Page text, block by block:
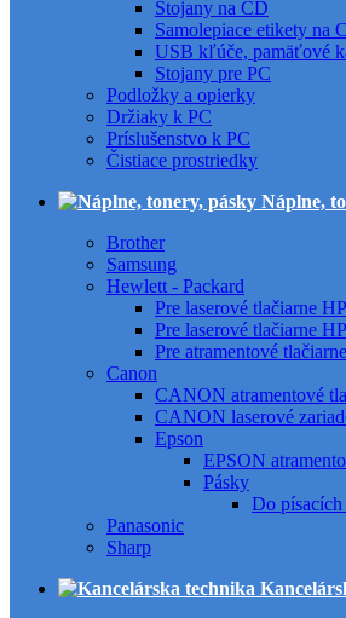
Stojany na CD
Samolepiace etikety na
USB kľúče, pamäťové
Stojany pre PC
Podložky a opierky
Držiaky k PC
Príslušenstvo k PC
Čistiace prostriedky
Náplne,
Brother
Samsung
Hewlett - Packard
Pre laserové tlačiarne
Pre laserové tlačiarne HP
Pre atramentové
Canon
CANON atramentové
CANON laserové
Epson
EPSON
Pásky
Do
Panasonic
Sharp